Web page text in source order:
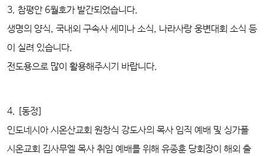
3. 참평안 6월호가 발간되었습니다.
생명의 양식, 국내외 구속사 세미나 소식, 나라사랑 웅변대회 소식 등
이 실려 있습니다.
전도용으로 많이 활용해주시기 바랍니다.
4. [동정]
인도네시아 시온산교회 원창식 강도사의 목사 임직 예배 및 싱가폴
시온교회 김사무엘 목사 취임 예배를 위해 유종훈 당회장이 해외 출